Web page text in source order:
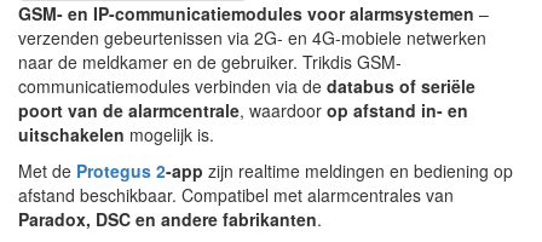
GSM- en IP-communicatiemodules voor alarmsystemen –
verzenden gebeurtenissen via 2G- en 4G-mobiele netwerken
naar de meldkamer en de gebruiker. Trikdis GSM-
communicatiemodules verbinden via de databus of seriële
poort van de alarmcentrale, waardoor op afstand in- en
uitschakelen mogelijk is.
Met de Protegus 2-app zijn realtime meldingen en bediening op
afstand beschikbaar. Compatibel met alarmcentrales van
Paradox, DSC en andere fabrikanten.